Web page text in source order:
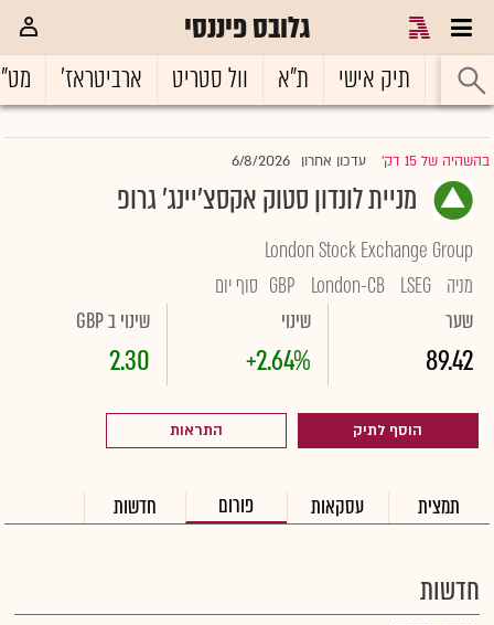
גלובס פיננסי
ראשי תיק אישי ת"א וול סטריט ארביטראז'
בהשהיה של 15 דק' |עדכון אחרון 6/8/2026
מניית לונדון סטוק אקסצ'יינג' גרופ
London Stock Exchange Group
מניה LSEG
London-CB
GBP סוף יום
שער
89.42
שינוי
+2.64%
שינוי ב GBP
2.30
הוסף לתיק התראות
תמצית עסקאות פורום חדשות
חדשות